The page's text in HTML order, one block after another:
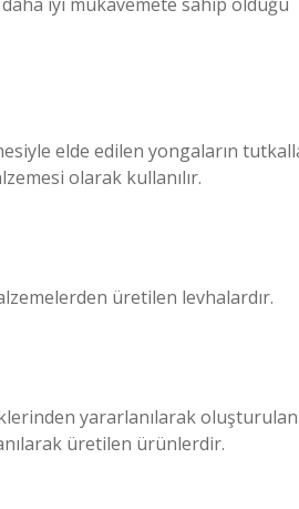
elde edilen yongaların
olarak kullanılır.
üretilen levhalardır.
yararlanılarak oluşturulan
üretilen ürünlerdir.